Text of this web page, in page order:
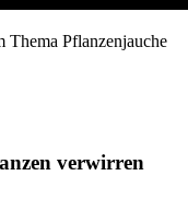
Pflanzenjauche
verwirren